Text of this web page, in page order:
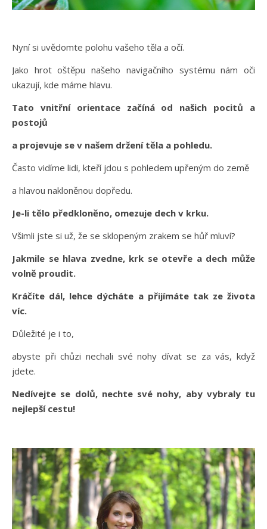
Nyní si uvědomte polohu vašeho těla a očí.
Jako hrot oštěpu našeho navigačního systému nám oči
ukazují, kde máme hlavu.
Tato vnitřní orientace začíná od našich pocitů a
postojů
a projevuje se v našem držení těla a pohledu.
Často vidíme lidi, kteří jdou s pohledem upřeným do země
a hlavou nakloněnou dopředu.
Je-li tělo předkloněno, omezuje dech v krku.
Všimli jste si už, že se sklopeným zrakem se hůř mluví?
Jakmile se hlava zvedne, krk se otevře a dech může
volně proudit.
Kráčíte dál, lehce dýcháte a přijímáte tak ze života
víc.
Důležité je i to,
abyste při chůzi nechali své nohy dívat se za vás, když
jdete.
Nedívejte se dolů, nechte své nohy, aby vybraly tu
nejlepší cestu!